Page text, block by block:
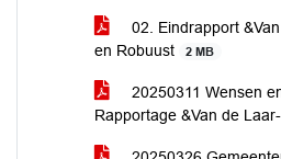
02. Eindrapport
en Robuust
2 MB
20250311 Wensen
Rapportage &Van de